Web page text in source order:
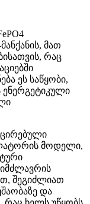
მათ
რაც
ეს საწყობი,
ენერგეტიკული
მოდელი,
შეგიძლიათ
და